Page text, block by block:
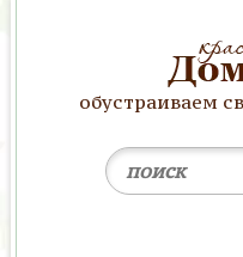
обустраиваем